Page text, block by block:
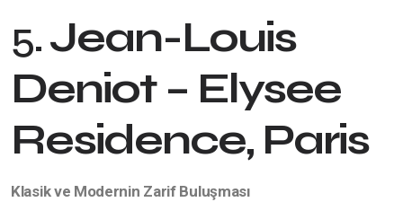
5.Jean-Louis
Deniot – Elysee
Residence, Paris
Klasik ve Modernin Zarif Buluşması